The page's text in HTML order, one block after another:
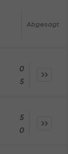
Abgesagt
0
5
5
0